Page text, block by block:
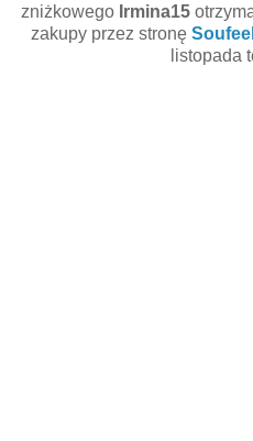
zniżkowego Irmina15
zakupy przez stronę
listopada